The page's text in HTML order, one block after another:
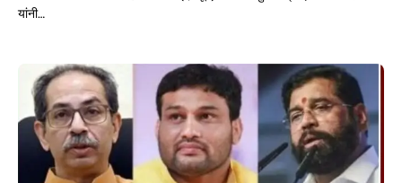
यांनी…